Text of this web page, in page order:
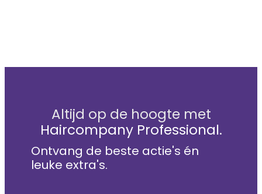
Altijd op de hoogte met
Haircompany Professional.
Ontvang de beste actie's én
leuke extra's.